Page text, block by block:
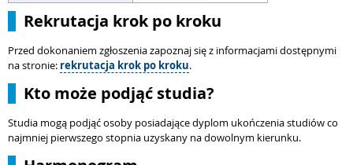
Rekrutacja krok po kroku
Przed dokonaniem zgłoszenia zapoznaj się z informacjami dostępnymi
na stronie: rekrutacja krok po kroku.
Kto może podjąć studia?
Studia mogą podjąć osoby posiadające dyplom ukończenia studiów co
najmniej pierwszego stopnia uzyskany na dowolnym kierunku.